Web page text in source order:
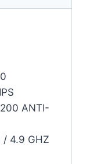
ANTI-
/ 4.9 GHZ